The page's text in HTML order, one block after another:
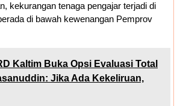
kekurangan tenaga pengajar terjadi di
di bawah kewenangan Pemprov
Kaltim Buka Opsi Evaluasi Total
Jika Ada Kekeliruan,